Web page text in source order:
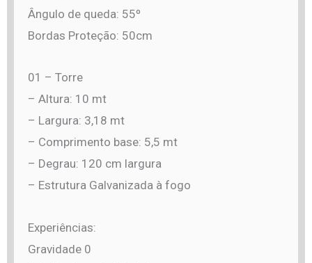
Ângulo de queda: 55º
Bordas Proteção: 50cm
01 – Torre
– Altura: 10 mt
– Largura: 3,18 mt
– Comprimento base: 5,5 mt
– Degrau: 120 cm largura
– Estrutura Galvanizada à fogo
Experiências:
Gravidade 0